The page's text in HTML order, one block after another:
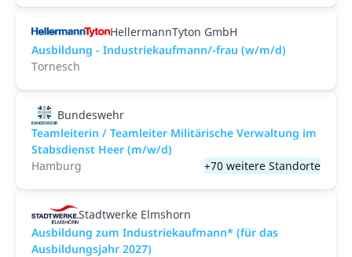
HellermannTyton GmbH
Ausbildung - Industriekaufmann/-frau (w/m/d)
Tornesch
Bundeswehr
Teamleiterin / Teamleiter Militärische Verwaltung im
Stabsdienst Heer (m/w/d)
Hamburg
+70 weitere Standorte
Stadtwerke Elmshorn
Ausbildung zum Industriekaufmann* (für das
Ausbildungsjahr 2027)